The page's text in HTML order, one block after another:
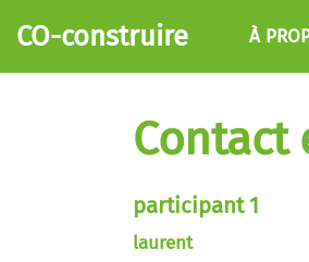
Aller au contenu principal
CO-construire À
Contact
participant 1
laurent